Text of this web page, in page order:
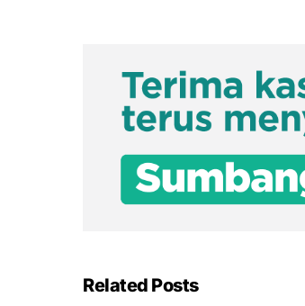
Related Posts